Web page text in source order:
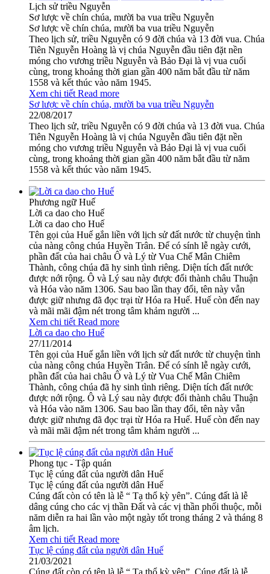
Lịch sử triều Nguyễn
Sơ lược về chín chúa, mười ba vua triều Nguyễn
Sơ lược về chín chúa, mười ba vua triều Nguyễn
Theo lịch sử, triều Nguyễn có 9 đời chúa và 13 đời vua. Chúa
Tiên Nguyễn Hoàng là vị chúa Nguyễn đầu tiên đặt nền
móng cho vương triều Nguyễn và Bảo Đại là vị vua cuối
cùng, trong khoảng thời gian gần 400 năm bắt đầu từ năm
1558 và kết thúc vào năm 1945.
Xem chi tiết Read more
Sơ lược về chín chúa, mười ba vua triều Nguyễn
22/08/2017
Theo lịch sử, triều Nguyễn có 9 đời chúa và 13 đời vua. Chúa
Tiên Nguyễn Hoàng là vị chúa Nguyễn đầu tiên đặt nền
móng cho vương triều Nguyễn và Bảo Đại là vị vua cuối
cùng, trong khoảng thời gian gần 400 năm bắt đầu từ năm
1558 và kết thúc vào năm 1945.
Phương ngữ Huế
Lời ca dao cho Huế
Lời ca dao cho Huế
Tên gọi của Huế gắn liền với lịch sử đất nước từ chuyện tình
của nàng công chúa Huyền Trân. Để có sính lễ ngày cưới,
phần đất của hai châu Ô và Lý từ Vua Chế Mân Chiêm
Thành, công chúa đã hy sinh tình riêng. Diện tích đất nước
được nới rộng. Ô và Lý sau này được đổi thành châu Thuận
và Hóa vào năm 1306. Sau bao lần thay đổi, tên này vẫn
được giữ nhưng đã đọc trại từ Hóa ra Huế. Huế còn đến nay
và mãi mãi đậm nét trong tâm khảm người ...
Xem chi tiết Read more
Lời ca dao cho Huế
27/11/2014
Tên gọi của Huế gắn liền với lịch sử đất nước từ chuyện tình
của nàng công chúa Huyền Trân. Để có sính lễ ngày cưới,
phần đất của hai châu Ô và Lý từ Vua Chế Mân Chiêm
Thành, công chúa đã hy sinh tình riêng. Diện tích đất nước
được nới rộng. Ô và Lý sau này được đổi thành châu Thuận
và Hóa vào năm 1306. Sau bao lần thay đổi, tên này vẫn
được giữ nhưng đã đọc trại từ Hóa ra Huế. Huế còn đến nay
và mãi mãi đậm nét trong tâm khảm người ...
Phong tục - Tập quán
Tục lệ cúng đất của người dân Huế
Tục lệ cúng đất của người dân Huế
Cúng đất còn có tên là lễ “ Tạ thổ kỳ yên”. Cúng đất là lễ
dâng cúng cho các vị thần Đất và các vị thần phối thuộc, mỗi
năm diễn ra hai lần vào một ngày tốt trong tháng 2 và tháng 8
âm lịch.
Xem chi tiết Read more
Tục lệ cúng đất của người dân Huế
21/03/2021
Cúng đất còn có tên là lễ “ Tạ thổ kỳ yên”. Cúng đất là lễ